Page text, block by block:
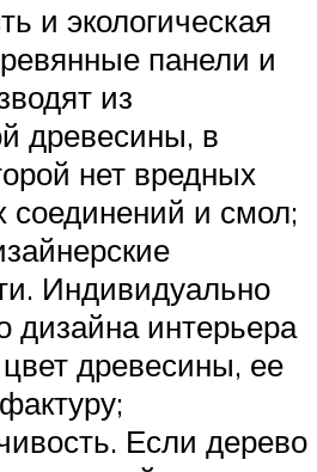
и экологическая
панели и
из
древесины, в
нет вредных
соединений и смол;
Индивидуально
дизайна интерьера
древесины, ее
Если дерево